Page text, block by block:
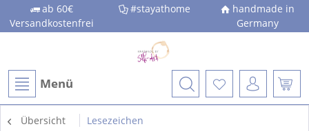
ab 60€
Versandkostenfrei
#stayathome
handmade in
Germany
Menü
Übersicht Lesezeichen